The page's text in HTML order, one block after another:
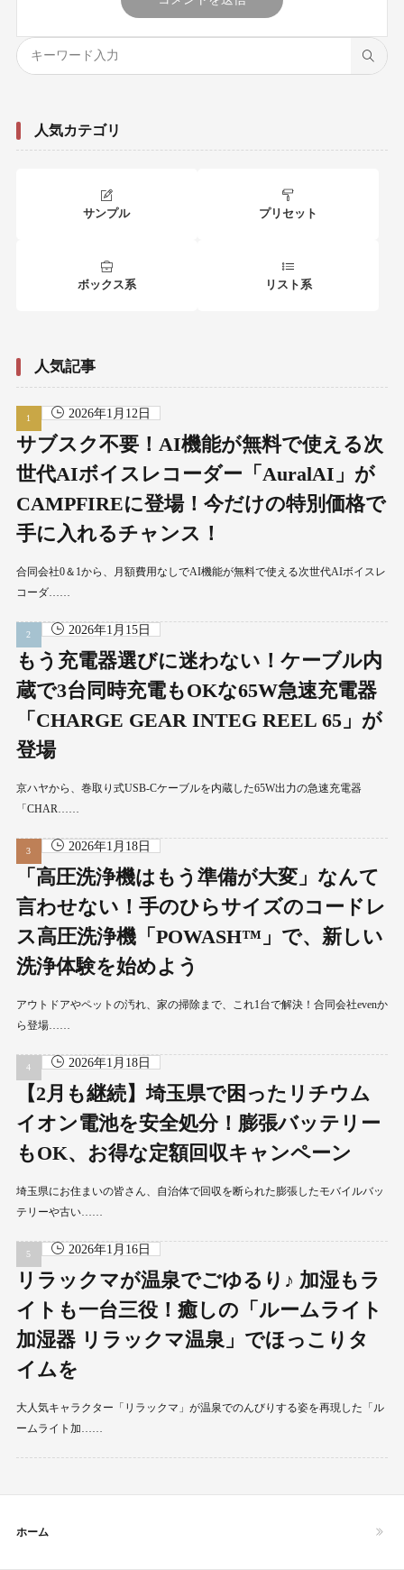
人気カテゴリ
サンプル プリセット
ボックス系 リスト系
人気記事
2026年1月12日
サブスク不要！AI機能が無料で使える次
世代AIボイスレコーダー「AuralAI」が
CAMPFIREに登場！今だけの特別価格で
手に入れるチャンス！
合同会社0＆1から、月額費用なしでAI機能が無料で使える次世代AIボイスレ
コーダ……
2026年1月15日
もう充電器選びに迷わない！ケーブル内
蔵で3台同時充電もOKな65W急速充電器
「CHARGE GEAR INTEG REEL 65」が
登場
京ハヤから、巻取り式USB-Cケーブルを内蔵した65W出力の急速充電器
「CHAR……
2026年1月18日
「高圧洗浄機はもう準備が大変」なんて
言わせない！手のひらサイズのコードレ
ス高圧洗浄機「POWASH™」で、新しい
洗浄体験を始めよう
アウトドアやペットの汚れ、家の掃除まで、これ1台で解決！合同会社evenか
ら登場……
2026年1月18日
【2月も継続】埼玉県で困ったリチウム
イオン電池を安全処分！膨張バッテリー
もOK、お得な定額回収キャンペーン
埼玉県にお住まいの皆さん、自治体で回収を断られた膨張したモバイルバッ
テリーや古い……
2026年1月16日
リラックマが温泉でごゆるり♪ 加湿もラ
イトも一台三役！癒しの「ルームライト
加湿器 リラックマ温泉」でほっこりタ
イムを
大人気キャラクター「リラックマ」が温泉でのんびりする姿を再現した「ル
ームライト加……
ホーム